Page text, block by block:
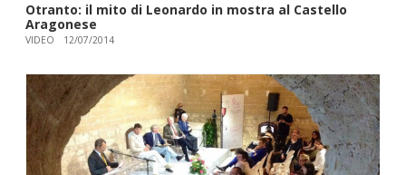
Otranto: il mito di Leonardo in mostra al Castello
Aragonese
VIDEO 12/07/2014